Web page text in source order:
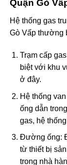
Quận Gò
Hệ thống gas
Gò Vấp thường
Trạm cấp
biệt với khu
ở đây.
Hệ thống
ống dẫn
gas, hệ
Đường ống:
từ thiết bị
trong nhà